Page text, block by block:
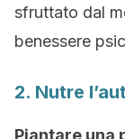
sfruttato dal
benessere
2. Nutre
Piantare una